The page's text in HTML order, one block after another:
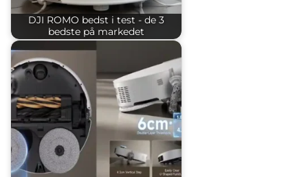
DJI ROMO bedst i test - de 3
bedste på markedet